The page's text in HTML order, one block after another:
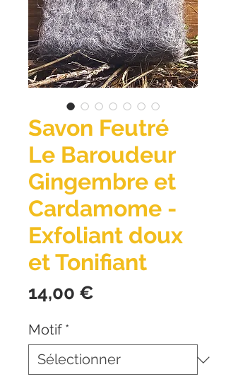
Savon Feutré
Le Baroudeur
Gingembre et
Cardamome -
Exfoliant doux
et Tonifiant
14,00 €
Motif *